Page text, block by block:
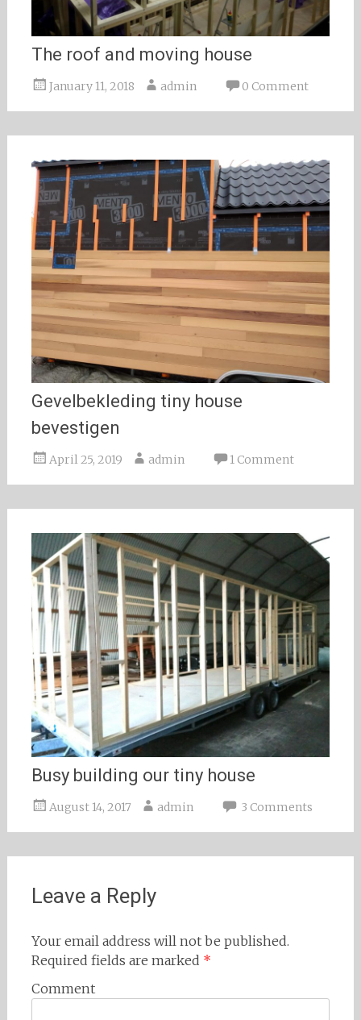
The roof and moving house
January 11, 2018 admin 0 Comment
Gevelbekleding tiny house
bevestigen
April 25, 2019 admin 1 Comment
Busy building our tiny house
August 14, 2017 admin 3 Comments
Leave a Reply
Your email address will not be published.
Required fields are marked *
Comment